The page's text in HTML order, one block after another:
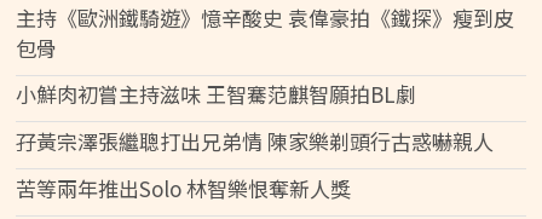
主持《歐洲鐵騎遊》憶辛酸史 袁偉豪拍《鐵探》瘦到皮
包骨
小鮮肉初嘗主持滋味 王智騫范麒智願拍BL劇
孖黃宗澤張繼聰打出兄弟情 陳家樂剃頭行古惑嚇親人
苦等兩年推出Solo 林智樂恨奪新人獎